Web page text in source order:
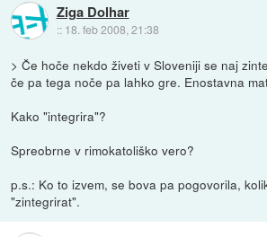
Ziga Dolhar
:: 18. feb 2008, 21:38
> Če hoče nekdo živeti v Sloveniji se naj
če pa tega noče pa lahko gre. Enostavna
Kako "integrira"?
Spreobrne v rimokatoliško vero?
p.s.: Ko to izvem, se bova pa pogovorila,
"zintegrirat".